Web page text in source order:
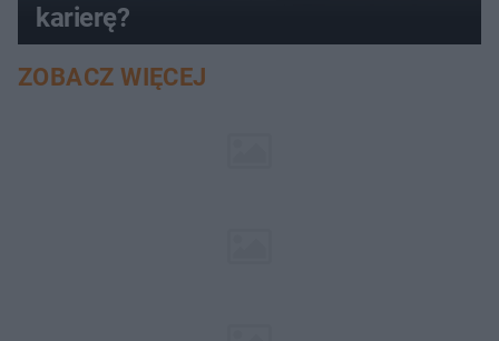
karierę?
ZOBACZ WIĘCEJ